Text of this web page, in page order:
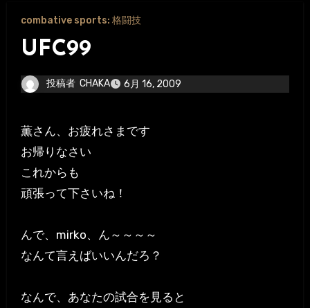
combative sports: 格闘技
UFC99
投稿者 CHAKA 6月 16, 2009
薫さん、お疲れさまです
お帰りなさい
これからも
頑張って下さいね！
んで、mirko、ん～～～～
なんて言えばいいんだろ？
なんで、あなたの試合を見ると